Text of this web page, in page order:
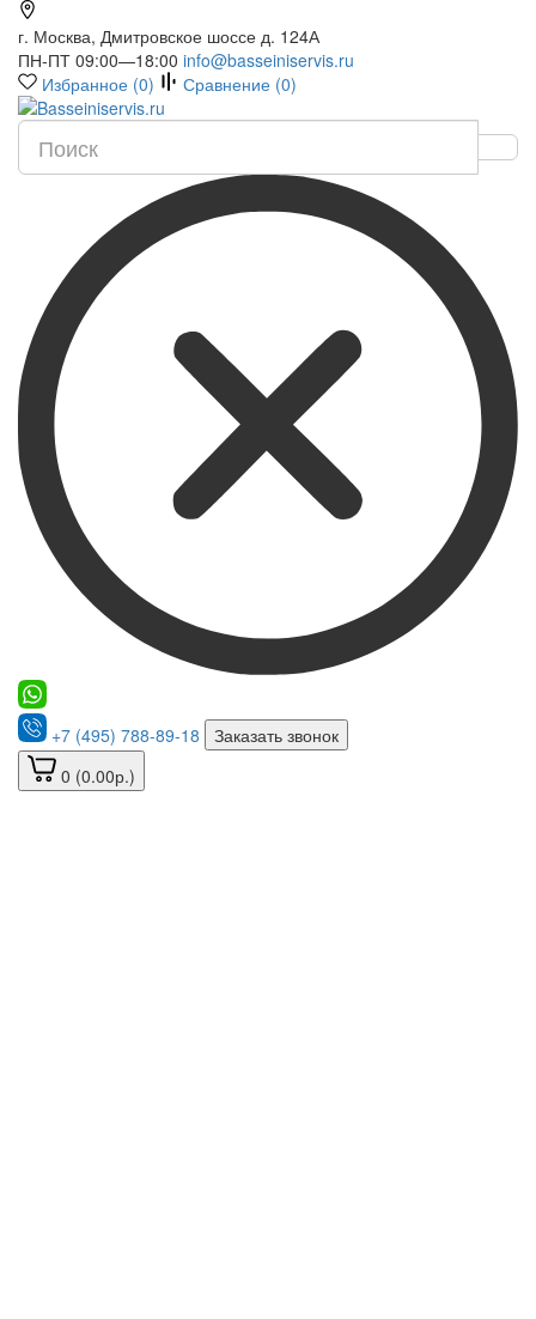
г. Москва, Дмитровское шоссе д. 124А
ПН-ПТ 09:00—18:00 info@basseiniservis.ru
Избранное (0) Сравнение (0)
+7 (495) 788-89-18
Заказать звонок
0 (0.00р.)